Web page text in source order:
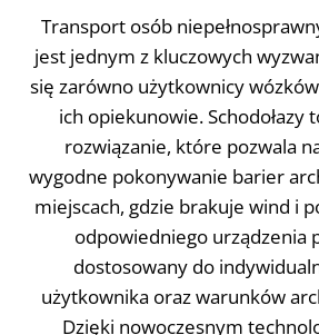
Transport osób
jest jednym z kluczowych
się zarówno użytkownicy
ich opiekunowie. Schodołazy
rozwiązanie, które pozwala
wygodne pokonywanie barier
miejscach, gdzie brakuje wind i
odpowiedniego urządzenia
dostosowany do
użytkownika oraz warunków
Dzięki nowoczesnym